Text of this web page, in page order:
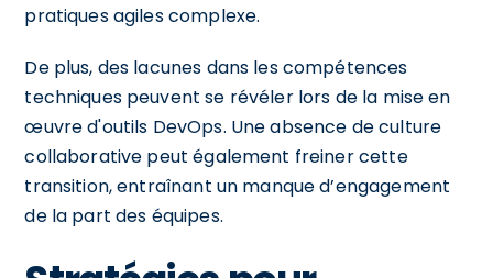
pratiques agiles complexe.
De plus, des lacunes dans les compétences
techniques peuvent se révéler lors de la mise en
œuvre d'outils DevOps. Une absence de culture
collaborative peut également freiner cette
transition, entraînant un manque d’engagement
de la part des équipes.